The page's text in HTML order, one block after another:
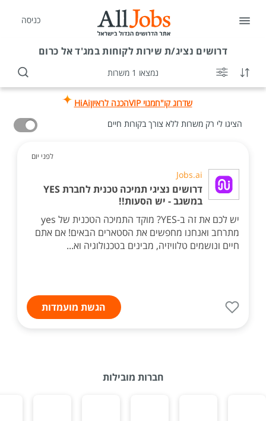
כניסה
דרושים נציג/ת שירות לקוחות במג'ד אל כרום
נמצאו 1 משרות
שדרוג קו"חמנוי VIP הכנה לראיוןHiAi
הציגו לי רק משרות ללא צורך בקורות חיים
לפני יום
Jobs.ai
דרושים נציגי תמיכה טכנית לחברת YES
במשגב - יש הסעות!!
יש לכם את זה ב-YES? מוקד התמיכה הטכנית של yes
מתרחב ואנחנו מחפשים את הסטארים הבאים! אם אתם
חיים ונושמים טלוויזיה, מבינים בטכנולוגיה וא...
הגשת מועמדות
חברות מובילות